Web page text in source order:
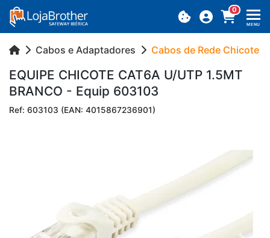
0
MENU
Cabos e Adaptadores Cabos de Rede Chicote
EQUIPE CHI­COTE CAT6A U/UTP 1.5MT
BRANCO - Equip 603103
Ref: 603103 (EAN: 4015867236901)